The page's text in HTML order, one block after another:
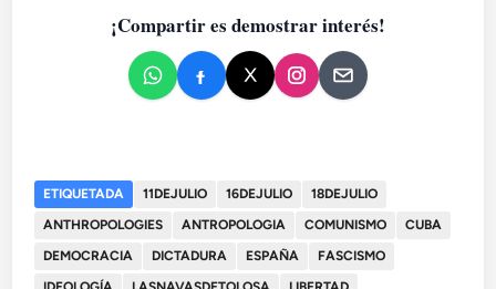
¡Compartir es demostrar interés!
ETIQUETADA 11DEJULIO 16DEJULIO
18DEJULIO
ANTHROPOLOGIES
ANTROPOLOGIA COMUNISMO
CUBA
DEMOCRACIA
DICTADURA ESPAÑA
FASCISMO